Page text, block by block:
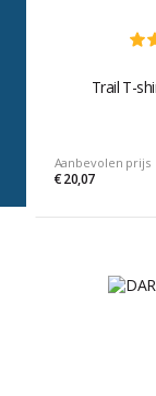
Trail T-
Aanbevolen prijs
€ 20,07